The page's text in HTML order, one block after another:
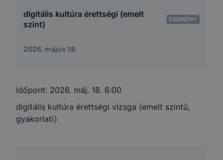
digitális kultúra érettségi (emelt
szint)
ESEMÉNY
2026. május 18.
Időpont: 2026. máj. 18. 6:00
digitális kultúra érettségi vizsga (emelt szintű,
gyakorlati)